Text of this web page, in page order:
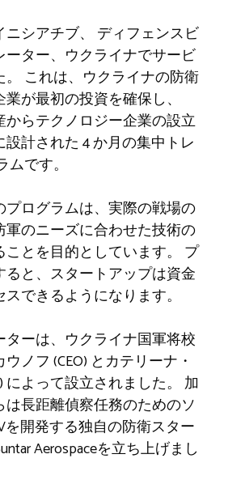
シアチブ、 ディフェンスビ
ーター、ウクライナでサービ
これは、ウクライナの防衛
が最初の投資を確保し、
からテクノロジー企業の設立
計された 4 か月の集中トレ
です。
ログラムは、実際の戦場の
のニーズに合わせた技術の
とを目的としています。 プ
ると、スタートアップは資金
できるようになります。
ターは、ウクライナ国軍将校
ノフ (CEO) とカテリーナ・
によって設立されました。 加
長距離偵察任務のためのソ
を開発する独自の防衛スター
Aerospaceを立ち上げまし